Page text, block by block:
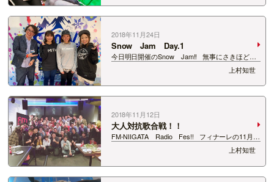
の写真のメンバーでMC♪ あれ？ユアフレ…
2018年11月24日
Snow Jam Day.1
今日明日開催のSnow Jam!! 無事にさきほど初
日を終えましたよー！！！！！！！！！！！！
今年も県内外のスキー場が大集結♪ 格安リフト券
にツアーはもちろん、 くるだけでもお得が満載☆
&…
上村知世
2018年11月12日
大人対抗歌合戦！！
FM-NIIGATA Radio Fes!! フィナーレの11月
10日、 Gottcha!!大人対抗歌合戦が開催となりま
した♪ ご招待のリスナーの皆さんと一緒に、 楽
しいあっとい…
上村知世